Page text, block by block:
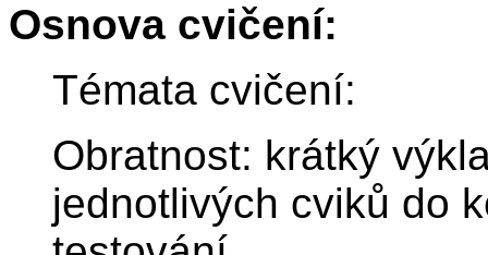
Osnova cvičení:
Témata cvičení:
Obratnost: krátký
jednotlivých cviků do